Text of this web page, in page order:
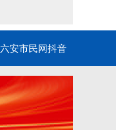
六安市民网抖音